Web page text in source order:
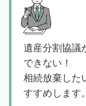
遺産分割協議
できない！
相続放棄した
すすめします。